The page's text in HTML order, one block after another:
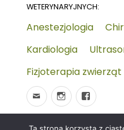
WETERYNARYJNYCH:
Anestezjologia
Kardiologia
Fizjoterapia zwierząt